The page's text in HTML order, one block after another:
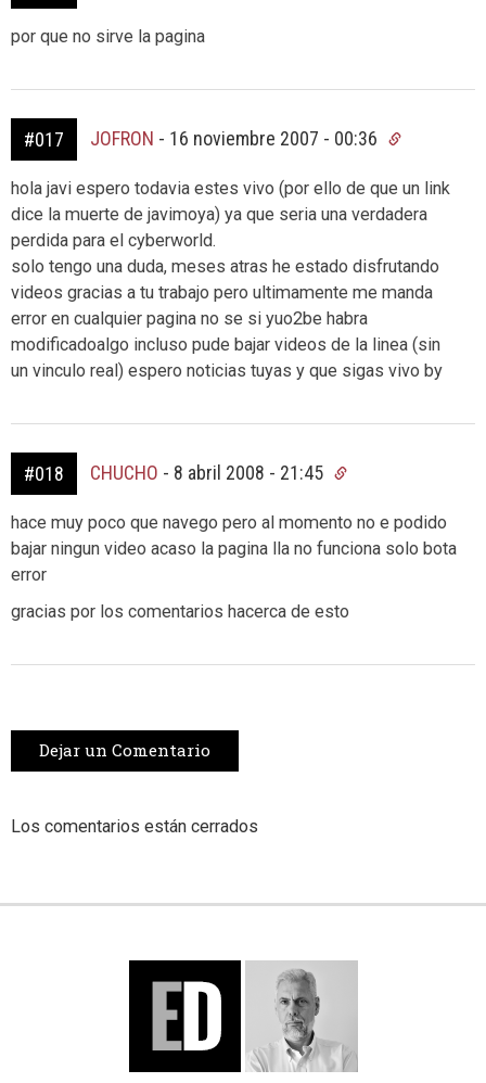
por que no sirve la pagina
#017 JOFRON - 16 noviembre 2007 - 00:36
hola javi espero todavia estes vivo (por ello de que un link
dice la muerte de javimoya) ya que seria una verdadera
perdida para el cyberworld.
solo tengo una duda, meses atras he estado disfrutando
videos gracias a tu trabajo pero ultimamente me manda
error en cualquier pagina no se si yuo2be habra
modificadoalgo incluso pude bajar videos de la linea (sin
un vinculo real) espero noticias tuyas y que sigas vivo by
#018 CHUCHO - 8 abril 2008 - 21:45
hace muy poco que navego pero al momento no e podido
bajar ningun video acaso la pagina lla no funciona solo bota
error
gracias por los comentarios hacerca de esto
Dejar un Comentario
Los comentarios están cerrados